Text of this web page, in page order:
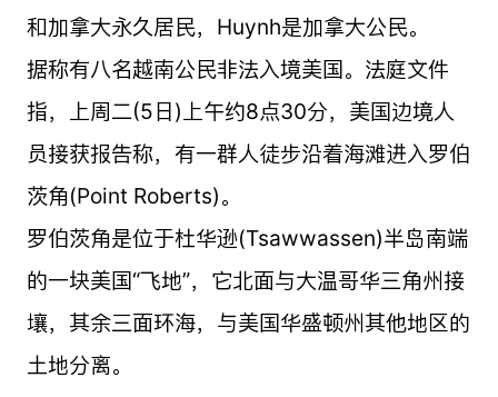
和加拿大永久居民，Huynh是加拿大公民。
据称有八名越南公民非法入境美国。法庭文件
指，上周二(5日)上午约8点30分，美国边境人
员接获报告称，有一群人徒步沿着海滩进入罗伯
茨角(Point Roberts)。
罗伯茨角是位于杜华逊(Tsawwassen)半岛南端
的一块美国“飞地”，它北面与大温哥华三角州接
壤，其余三面环海，与美国华盛顿州其他地区的
土地分离。